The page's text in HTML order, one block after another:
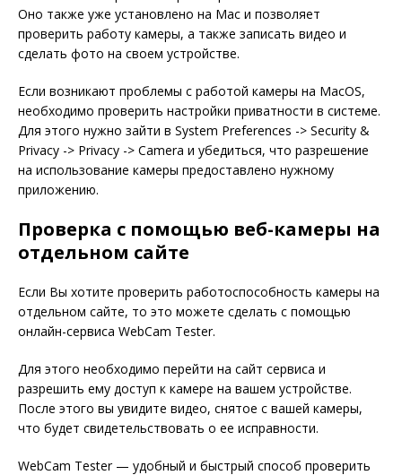
Оно также уже установлено на Mac и позволяет
проверить работу камеры, а также записать видео и
сделать фото на своем устройстве.
Если возникают проблемы с работой камеры на MacOS,
необходимо проверить настройки приватности в системе.
Для этого нужно зайти в System Preferences -> Security &
Privacy -> Privacy -> Camera и убедиться, что разрешение
на использование камеры предоставлено нужному
приложению.
Проверка с помощью веб-камеры на
отдельном сайте
Если Вы хотите проверить работоспособность камеры на
отдельном сайте, то это можете сделать с помощью
онлайн-сервиса WebCam Tester.
Для этого необходимо перейти на сайт сервиса и
разрешить ему доступ к камере на вашем устройстве.
После этого вы увидите видео, снятое с вашей камеры,
что будет свидетельствовать о ее исправности.
WebCam Tester — удобный и быстрый способ проверить